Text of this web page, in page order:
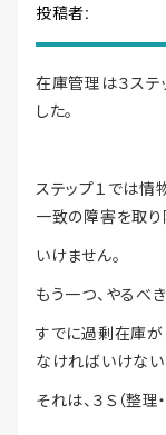
投稿者:
在庫管理は３ステ
した。
ステップ１では情
一致の障害を取
いけません。
もう一つ、やるべ
すでに過剰在庫が
なければいけない
それは、３Ｓ（整理